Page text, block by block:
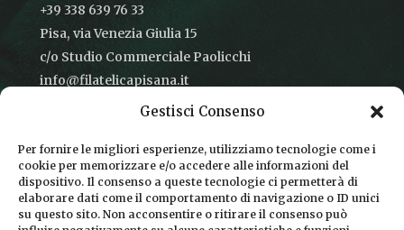
Gestisci Consenso
Per fornire le migliori esperienze, utilizziamo tecnologie come i
cookie per memorizzare e/o accedere alle informazioni del
dispositivo. Il consenso a queste tecnologie ci permetterà di
elaborare dati come il comportamento di navigazione o ID unici
su questo sito. Non acconsentire o ritirare il consenso può
+39 338 639 76 33
Pisa, via Venezia Giulia 15
c/o Studio Commerciale Paolicchi
info@filatelicapisana.it
CONDIZIONI DI VENDITA
INFORMATIVA SULLA PRIVACY